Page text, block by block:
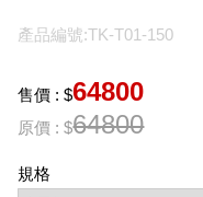
產品編號:TK-T01-150
售價 : $64800
原價 : $64800
規格